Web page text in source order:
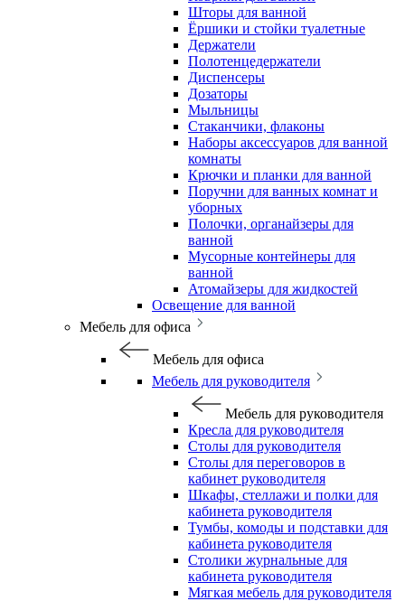
Шторы для ванной
Ёршики и стойки туалетные
Держатели
Полотенцедержатели
Диспенсеры
Дозаторы
Мыльницы
Стаканчики, флаконы
Наборы аксессуаров для ванной
комнаты
Крючки и планки для ванной
Поручни для ванных комнат и
уборных
Полочки, органайзеры для
ванной
Мусорные контейнеры для
ванной
Атомайзеры для жидкостей
Освещение для ванной
Мебель для офиса
Мебель для офиса
Мебель для руководителя
Мебель для руководителя
Кресла для руководителя
Столы для руководителя
Столы для переговоров в
кабинет руководителя
Шкафы, стеллажи и полки для
кабинета руководителя
Тумбы, комоды и подставки для
кабинета руководителя
Столики журнальные для
кабинета руководителя
Мягкая мебель для руководителя